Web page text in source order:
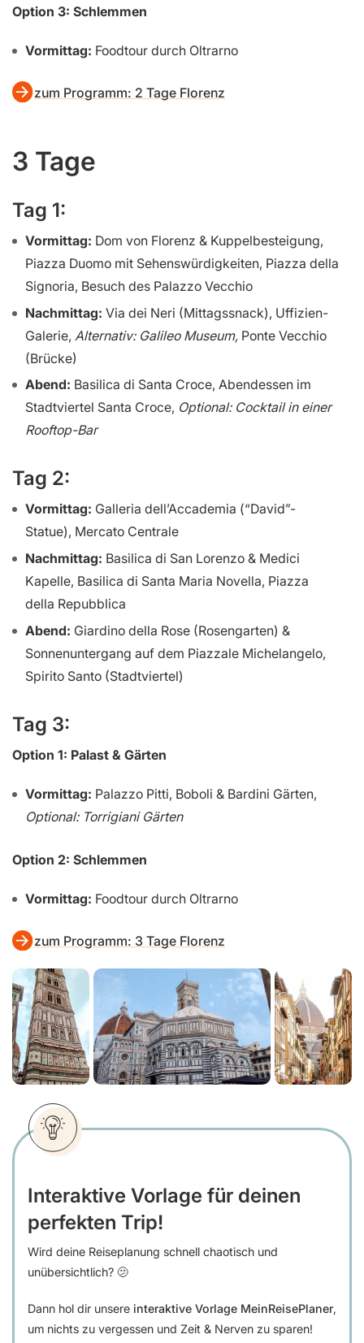
Option 3: Schlemmen
Vormittag: Foodtour durch Oltrarno
zum Programm: 2 Tage Florenz
3 Tage
Tag 1:
Vormittag: Dom von Florenz & Kuppelbesteigung,
Piazza Duomo mit Sehenswürdigkeiten, Piazza della
Signoria, Besuch des Palazzo Vecchio
Nachmittag: Via dei Neri (Mittagssnack), Uffizien-
Galerie, Alternativ: Galileo Museum, Ponte Vecchio
(Brücke)
Abend: Basilica di Santa Croce, Abendessen im
Stadtviertel Santa Croce, Optional: Cocktail in einer
Rooftop-Bar
Tag 2:
Vormittag: Galleria dell’Accademia (“David”-
Statue), Mercato Centrale
Nachmittag: Basilica di San Lorenzo & Medici
Kapelle, Basilica di Santa Maria Novella, Piazza
della Repubblica
Abend: Giardino della Rose (Rosengarten) &
Sonnenuntergang auf dem Piazzale Michelangelo,
Spirito Santo (Stadtviertel)
Tag 3:
Option 1: Palast & Gärten
Vormittag: Palazzo Pitti, Boboli & Bardini Gärten,
Optional: Torrigiani Gärten
Option 2: Schlemmen
Vormittag: Foodtour durch Oltrarno
zum Programm: 3 Tage Florenz
Interaktive Vorlage für deinen
perfekten Trip!
Wird deine Reiseplanung schnell chaotisch und
unübersichtlich? 🫤
Dann hol dir unsere interaktive Vorlage MeinReisePlaner,
um nichts zu vergessen und Zeit & Nerven zu sparen!